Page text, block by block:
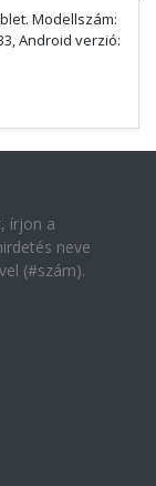
Modellszám:
Android verzió:
írjon a
neve
(#szám).